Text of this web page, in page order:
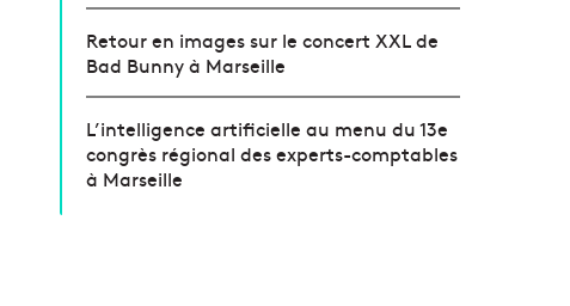
Retour en images sur le concert XXL de
Bad Bunny à Marseille
L’intelligence artificielle au menu du 13e
congrès régional des experts-comptables
à Marseille